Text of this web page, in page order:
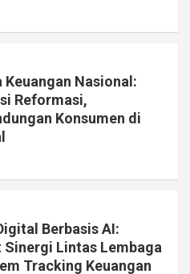
Nasional:
Reformasi,
Konsumen di
Berbasis AI:
Sinergi Lintas Lembaga
Tracking Keuangan